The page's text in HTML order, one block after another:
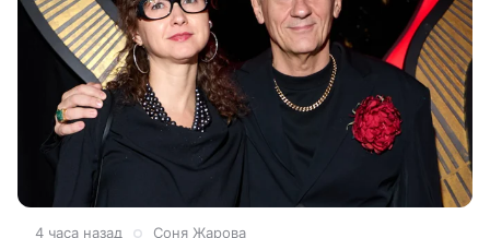
4 часа назад Соня Жарова